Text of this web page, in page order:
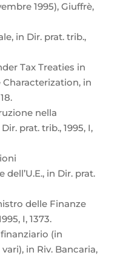
1995), Giuffrè,
in Dir. prat. trib.,
Tax Treaties in
in
nella
prat. trib., 1995, I,
in Dir. prat.
delle Finanze
I, 1373.
(in
in Riv. Bancaria,